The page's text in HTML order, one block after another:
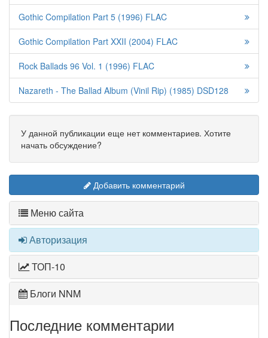
Gothic Compilation Part 5 (1996) FLAC
Gothic Compilation Part XXII (2004) FLAC
Rock Ballads 96 Vol. 1 (1996) FLAC
Nazareth - The Ballad Album (Vinil Rip) (1985) DSD128
У данной публикации еще нет комментариев. Хотите
начать обсуждение?
Добавить комментарий
Меню сайта
Авторизация
ТОП-10
Блоги NNM
Последние комментарии